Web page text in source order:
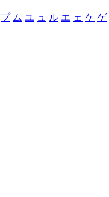
プ ム ユ ュ ル エ ェ ケ ゲ